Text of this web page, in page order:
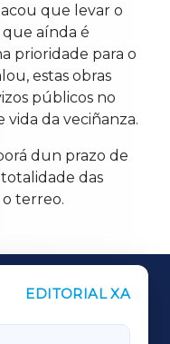
que levar o
que aínda é
prioridade para o
estas obras
públicos no
da veciñanza.
dun prazo de
das
o terreo.
EDITORIAL XA